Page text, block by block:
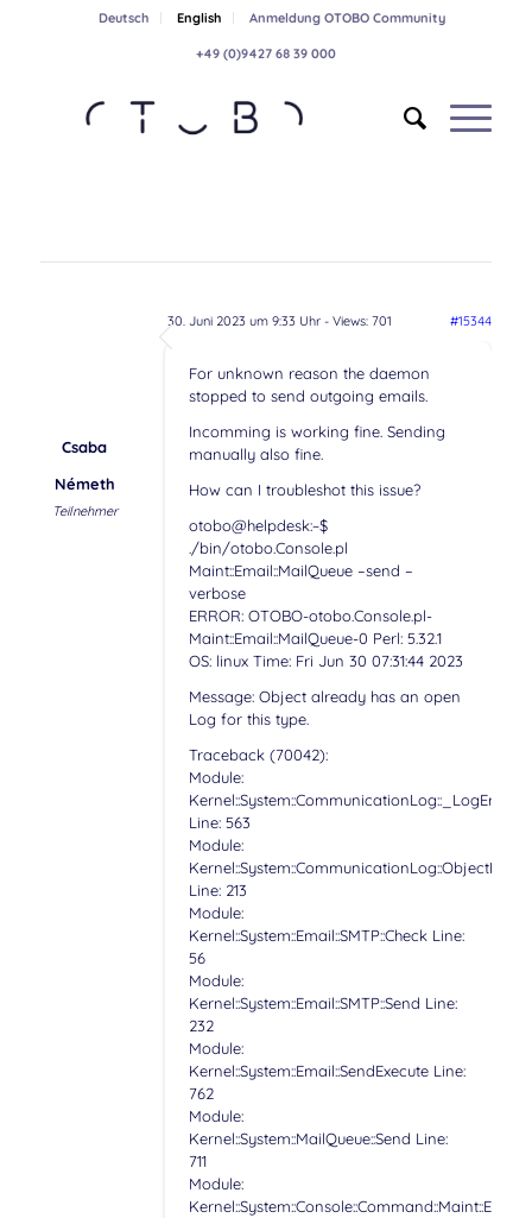
Deutsch English Anmeldung OTOBO Community
+49 (0)9427 68 39 000
30. Juni 2023 um 9:33 Uhr- Views: 701 #15344
Csaba
Németh
Teilnehmer
For unknown reason the daemon
stopped to send outgoing emails.
Incomming is working fine. Sending
manually also fine.
How can I troubleshot this issue?
otobo@helpdesk:~$
./bin/otobo.Console.pl
Maint::Email::MailQueue –send –
verbose
ERROR: OTOBO-otobo.Console.pl-
Maint::Email::MailQueue-0 Perl: 5.32.1
OS: linux Time: Fri Jun 30 07:31:44 2023
Message: Object already has an open
Log for this type.
Traceback (70042):
Module:
Kernel::System::CommunicationLog::_LogError
Line: 563
Module:
Line: 213
Module:
Kernel::System::Email::SMTP::Check Line:
56
Module:
Kernel::System::Email::SMTP::Send Line:
232
Module:
Kernel::System::Email::SendExecute Line:
762
Module:
Kernel::System::MailQueue::Send Line:
711
Module: